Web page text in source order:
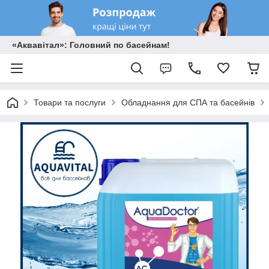
«Аквавітал»: Головний по басейнам!
Товари та послуги Обладнання для СПА та басейнів